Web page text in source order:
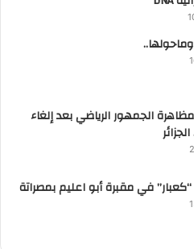
35 لمظاهرة الجمهور الرياضي بعد إلغاء
في مقبرة أبو اعليم بمصراتة